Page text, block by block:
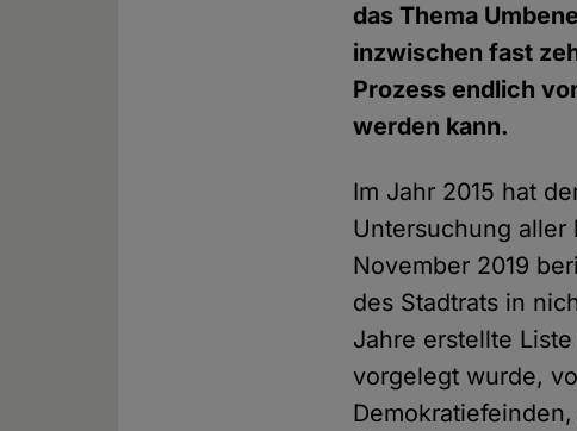
das Thema
inzwischen fast
Prozess endlich
werden kann.
Im Jahr 2015 hat
Untersuchung aller
November 2019
des Stadtrats in
Jahre erstellte
vorgelegt wurde,